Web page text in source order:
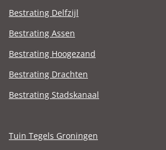
Bestrating Delfzijl
Bestrating Assen
Bestrating Hoogezand
Bestrating Drachten
Bestrating Stadskanaal
Tuin Tegels Groningen